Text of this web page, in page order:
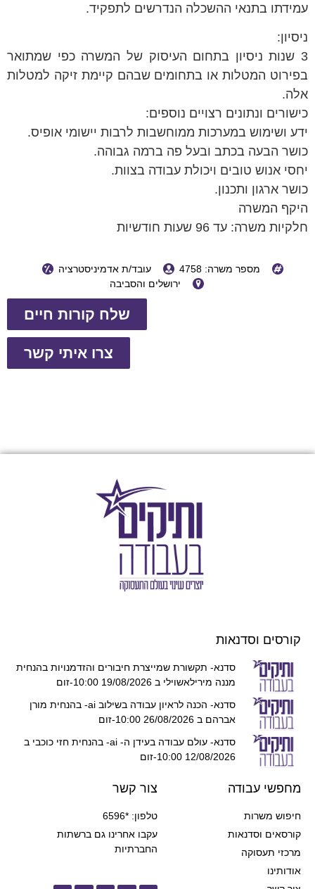
עמידתו בתנאי ההשכלה הנדרשים לתפקיד.
ניסיון:
3 שנות ניסיון בתחום העיסוק של המשרה כפי שמתואר
בפירוט המטלות או בתחומים שבהם קיימת זיקה למטלות
אלה.
כישורים ונתונים רצויים נוספים:
ידע ושימוש במערכות ממוחשבות לרבות יישומי אופיס.
כושר הבעה בכתב ובעל פה ברמה גבוהה.
יחסי אנוש טובים ויכולת עבודה בצוות.
כושר ארגון ותכנון.
היקף המשרה
חלקיות משרה: עד 96 שעות חודשיות
מספר משרה: 4758
עובד/ת אדמיניסטרציה
ירושלים והסביבה
שלח קורות חיים
צרו איתי קשר
קורסים וסדנאות
סדנא- תקשורת שמייצרת חיבורים והזדמנויות בהנחית
מננה מירילאשוילי ב 19/08/2026 10:00-זום
סדנא- הכנה לראיון עבודה בשילוב ai- בהנחית מורן
אברהם ב 26/08/2026 10:00-זום
סדנא- עולם עבודה בעידן ה- ai- בהנחית חזי כוכבי ב
12/08/2026 10:00-זום
מחפשי עבודה
חיפוש משרות
קורסאים וסדנאות
מרכזי תעסוקה
אודותינו
צור קשר
טלפון: *6596
עקבו אחרינו גם ברשתות
החברתיות